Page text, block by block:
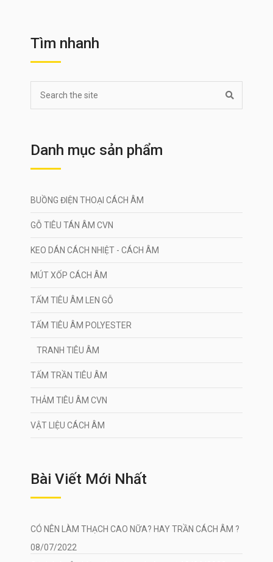
Tìm nhanh
Danh mục sản phẩm
BUỒNG ĐIỆN THOẠI CÁCH ÂM
GỖ TIÊU TÁN ÂM CVN
KEO DÁN CÁCH NHIỆT - CÁCH ÂM
MÚT XỐP CÁCH ÂM
TẤM TIÊU ÂM LEN GỖ
TẤM TIÊU ÂM POLYESTER
TRANH TIÊU ÂM
TẤM TRẦN TIÊU ÂM
THẢM TIÊU ÂM CVN
VẬT LIỆU CÁCH ÂM
Bài Viết Mới Nhất
CÓ NÊN LÀM THẠCH CAO NỮA? HAY TRẦN CÁCH ÂM ?
08/07/2022